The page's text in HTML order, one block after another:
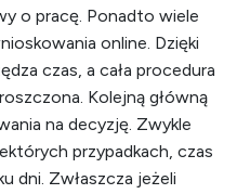
o pracę. Ponadto wiele
online. Dzięki
czas, a cała procedura
Kolejną główną
na decyzję. Zwykle
przypadkach, czas
dni. Zwłaszcza jeżeli